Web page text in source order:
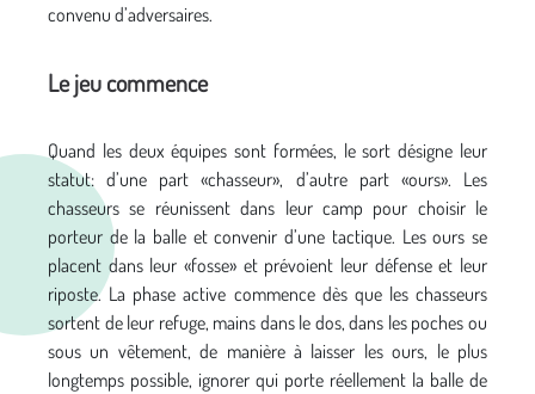
convenu d’adversaires.
Le jeu commence
Quand les deux équipes sont formées, le sort désigne leur
statut: d’une part «chasseur», d’autre part «ours». Les
chasseurs se réunissent dans leur camp pour choisir le
porteur de la balle et convenir d’une tactique. Les ours se
placent dans leur «fosse» et prévoient leur défense et leur
riposte. La phase active commence dès que les chasseurs
sortent de leur refuge, mains dans le dos, dans les poches ou
sous un vêtement, de manière à laisser les ours, le plus
longtemps possible, ignorer qui porte réellement la balle de